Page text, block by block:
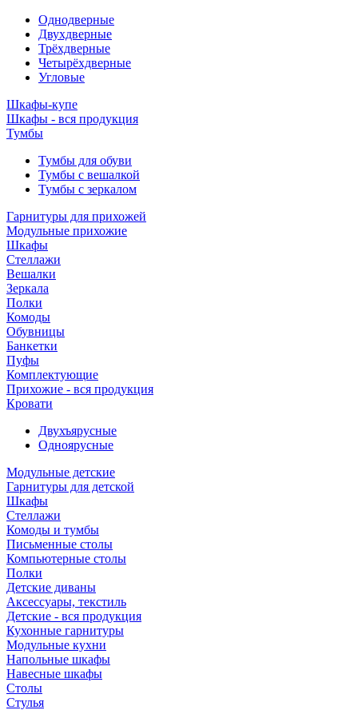
Однодверные
Двухдверные
Трёхдверные
Четырёхдверные
Угловые
Шкафы-купе
Шкафы - вся продукция
Тумбы
Тумбы для обуви
Тумбы с вешалкой
Тумбы с зеркалом
Гарнитуры для прихожей
Модульные прихожие
Шкафы
Стеллажи
Вешалки
Зеркала
Полки
Комоды
Обувницы
Банкетки
Пуфы
Комплектующие
Прихожие - вся продукция
Кровати
Двухъярусные
Одноярусные
Модульные детские
Гарнитуры для детской
Шкафы
Стеллажи
Комоды и тумбы
Письменные столы
Компьютерные столы
Полки
Детские диваны
Аксессуары, текстиль
Детские - вся продукция
Кухонные гарнитуры
Модульные кухни
Напольные шкафы
Навесные шкафы
Столы
Стулья